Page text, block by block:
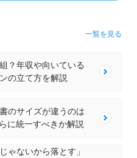
一覧を見る
？年収や向いている
の立て方を解説
のサイズが違うのは
に統一すべきか解説
ゃないから落とす」